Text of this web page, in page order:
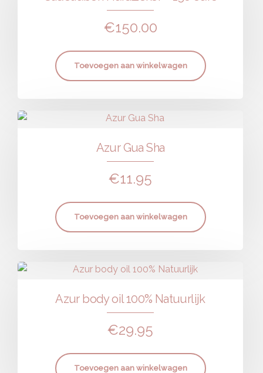
€150.00
Toevoegen aan winkelwagen
Azur Gua Sha
€11.95
Toevoegen aan winkelwagen
Azur body oil 100% Natuurlijk
€29.95
Toevoegen aan winkelwagen